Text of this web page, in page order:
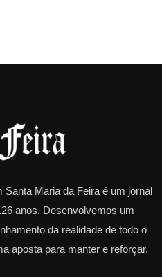
Santa Maria da Feira é um jornal
anos. Desenvolvemos um
da realidade de todo o
aposta para manter e reforçar.